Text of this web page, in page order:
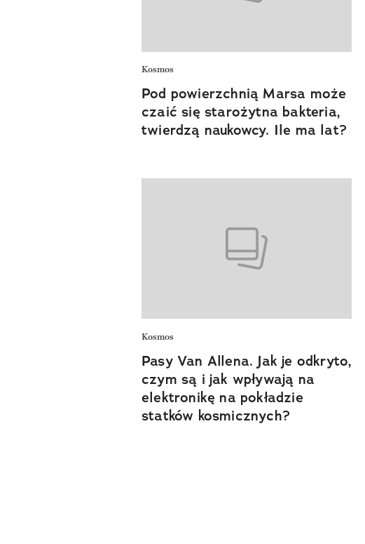
Kosmos
Pod powierzchnią Marsa może
czaić się starożytna bakteria,
twierdzą naukowcy. Ile ma lat?
Kosmos
Pasy Van Allena. Jak je odkryto,
czym są i jak wpływają na
elektronikę na pokładzie
statków kosmicznych?